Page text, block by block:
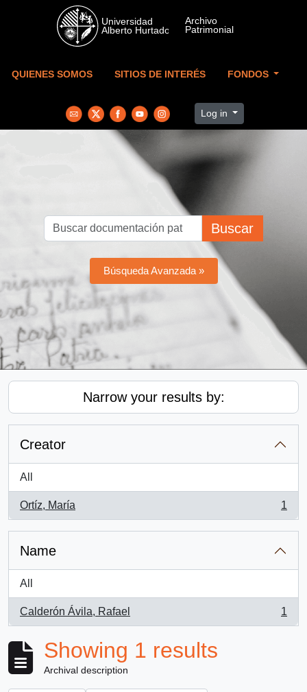
Skip to main content
QUIENES SOMOS SITIOS DE INTERÉS FONDOS
Log in
Buscar
Búsqueda Avanzada »
Narrow your results by:
Creator
All
Ortíz, María
, 1 results
1
Name
All
Calderón Ávila, Rafael
, 1 results
1
Showing 1 results
Archival description